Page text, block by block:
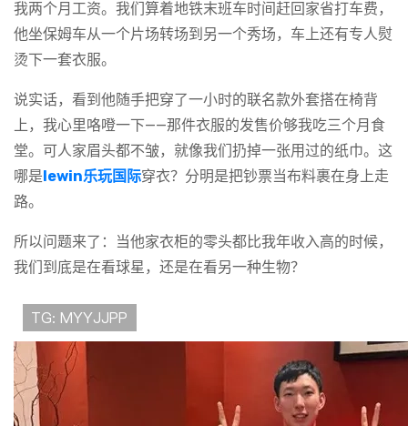
我两个月工资。我们算着地铁末班车时间赶回家省打车费，
他坐保姆车从一个片场转场到另一个秀场，车上还有专人熨
烫下一套衣服。
说实话，看到他随手把穿了一小时的联名款外套搭在椅背
上，我心里咯噔一下——那件衣服的发售价够我吃三个月食
堂。可人家眉头都不皱，就像我们扔掉一张用过的纸巾。这
哪是lewin乐玩国际穿衣？分明是把钞票当布料裹在身上走
路。
所以问题来了：当他家衣柜的零头都比我年收入高的时候，
我们到底是在看球星，还是在看另一种生物？